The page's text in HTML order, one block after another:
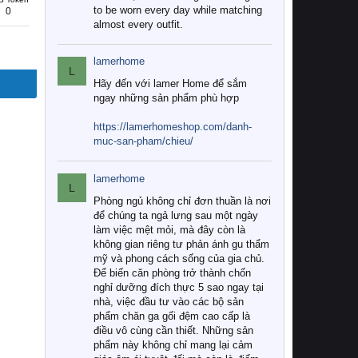
0
to be worn every day while matching
almost every outfit.
L
lamerhome
Hãy đến với lamer Home để sắm
ngay những sản phẩm phù hợp
https://lamerhomeshop.com/danh-
muc-san-pham/chieu/
L
lamerhome
Phòng ngủ không chỉ đơn thuần là nơi
để chúng ta ngả lưng sau một ngày
làm việc mệt mỏi, mà đây còn là
không gian riêng tư phản ánh gu thẩm
mỹ và phong cách sống của gia chủ.
Để biến căn phòng trở thành chốn
nghỉ dưỡng đích thực 5 sao ngay tại
nhà, việc đầu tư vào các bộ sản
phẩm chăn ga gối đệm cao cấp là
điều vô cùng cần thiết. Những sản
phẩm này không chỉ mang lại cảm